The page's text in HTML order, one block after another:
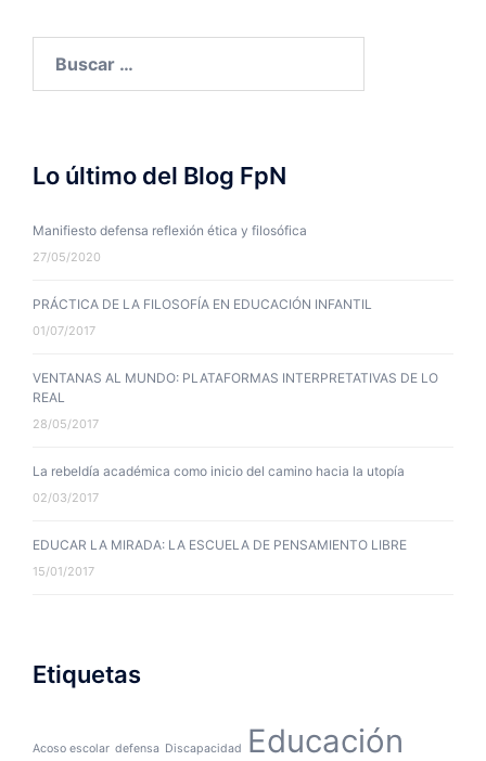
Lo último del Blog FpN
Manifiesto defensa reflexión ética y filosófica
27/05/2020
PRÁCTICA DE LA FILOSOFÍA EN EDUCACIÓN INFANTIL
01/07/2017
VENTANAS AL MUNDO: PLATAFORMAS INTERPRETATIVAS DE LO
REAL
28/05/2017
La rebeldía académica como inicio del camino hacia la utopía
02/03/2017
EDUCAR LA MIRADA: LA ESCUELA DE PENSAMIENTO LIBRE
15/01/2017
Etiquetas
Acoso escolar defensa Discapacidad Educación